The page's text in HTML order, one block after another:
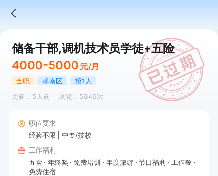
储备干部,调机技术员学徒+五险
4000-5000 元/月
全职 孝南区
招1人
更新：5天前
浏览：5846次
职位要求
经验不限
中专/技校
工作福利
五险
年终奖 免费培训 年度旅游 节日福利
工作餐
免费住宿